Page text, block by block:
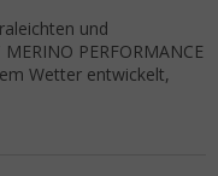
und
PERFORMANCE
Wetter entwickelt,